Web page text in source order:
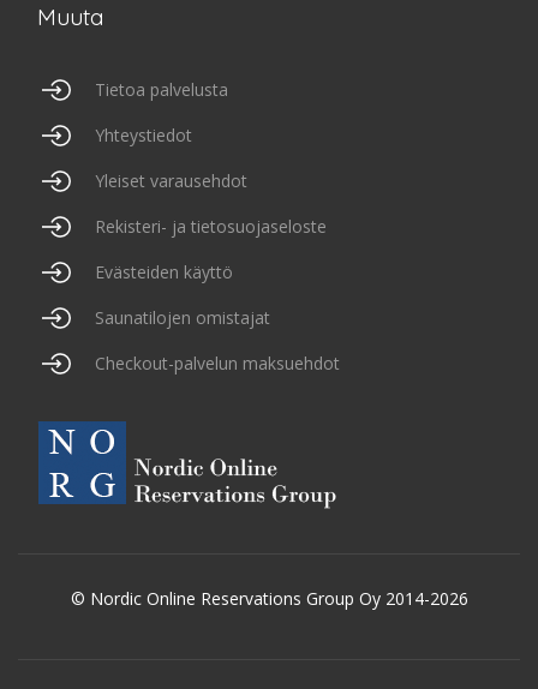
Muuta
Tietoa palvelusta
Yhteystiedot
Yleiset varausehdot
Rekisteri- ja tietosuojaseloste
Evästeiden käyttö
Saunatilojen omistajat
Checkout-palvelun maksuehdot
© Nordic Online Reservations Group Oy 2014-2026